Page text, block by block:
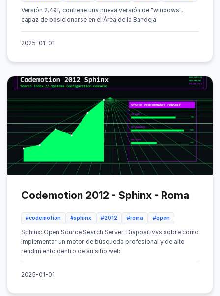
Versión 2.49f, contiene una nueva versión de "windows",
capaz de posicionarse en el Área de la Bandeja
2025-01-01
Codemotion 2012 - Sphinx - Roma
#codemotion #sphinx #2012 #roma #open
Sphinx: Open Source Search Server. Diapositivas sobre cómo
implementar un motor de búsqueda profesional y de alto
rendimiento dentro de su sitio web
2025-01-01